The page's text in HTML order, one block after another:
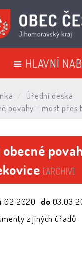
HLAVNÍ
Úřední deska
povahy - most přes
[ARCHIV]
do
z jiných úřadů